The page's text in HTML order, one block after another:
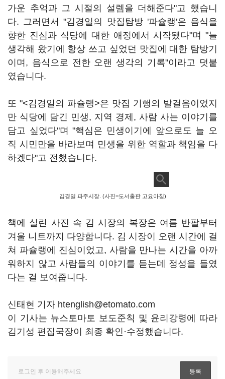
가운 추억과 그 시절의 설렘을 더해준다"고 했습니
다. 그러면서 "김경일의 맛집탐방 '파슐랭'은 음식을
향한 진심과 식당에 대한 애정에서 시작됐다"며 "늘
생각해 왔기에 항상 쓰고 싶었던 맛집에 대한 탐방기
이며, 음식으로 전한 오랜 생각의 기록"이라고 덧붙
였습니다.
또 "<김경일의 파슐랭>은 맛집 기행의 발걸음이었지
만 식당에 담긴 민생, 지역 경제, 사람 사는 이야기를
담고 싶었다"며 "핵심은 민생이기에 앞으로도 늘 오
직 시민만을 바라보며 민생을 위한 역할과 책임을 다
하겠다"고 전했습니다.
김경일 파주시장. (사진=도서출판 고요아침)
책에 실린 사진 속 김 시장의 복장은 여름 반팔부터
겨울 니트까지 다양합니다. 김 시장이 오랜 시간에 걸
쳐 파슐랭에 진심이었고, 사람을 만나는 시간을 아까
워하지 않고 사람들의 이야기를 듣는데 정성을 들였
다는 걸 보여줍니다.
신태현 기자 htenglish@etomato.com
이 기사는 뉴스토마토 보도준칙 및 윤리강령에 따라
김기성 편집국장이 최종 확인·수정했습니다.